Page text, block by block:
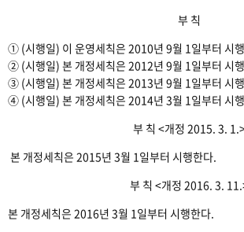
부 칙
① (시행일) 이 운영세칙은 2010년 9월 1일부터 시
② (시행일) 본 개정세칙은 2012년 9월 1일부터 시
③ (시행일) 본 개정세칙은 2013년 9월 1일부터 시
④ (시행일) 본 개정세칙은 2014년 3월 1일부터 시
부 칙 <개정 2015. 3.
본 개정세칙은 2015년 3월 1일부터 시행한다.
부 칙 <개정 2016. 3.
본 개정세칙은 2016년 3월 1일부터 시행한다.